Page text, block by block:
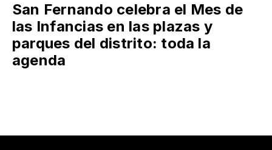
San Fernando celebra el Mes de
las Infancias en las plazas y
parques del distrito: toda la
agenda